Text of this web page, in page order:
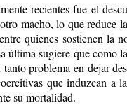
re­cien­tes fue el
ma­cho, lo que re­du­ce
quie­nes sos­tie­nen la
su­gie­re que co­mo
pro­ble­ma en de­jar
que in­duz­can a
su mor­ta­lidad.